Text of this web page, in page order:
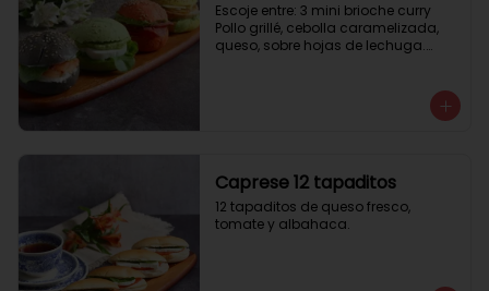
Escoje entre: 3 mini brioche curry
Pollo grillé, cebolla caramelizada,
queso, sobre hojas de lechuga.
hojas de rúcula
Caprese 12 tapaditos
12 tapaditos de queso fresco,
tomate y albahaca.